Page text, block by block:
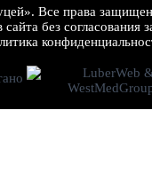
Все права
сайта без согласования